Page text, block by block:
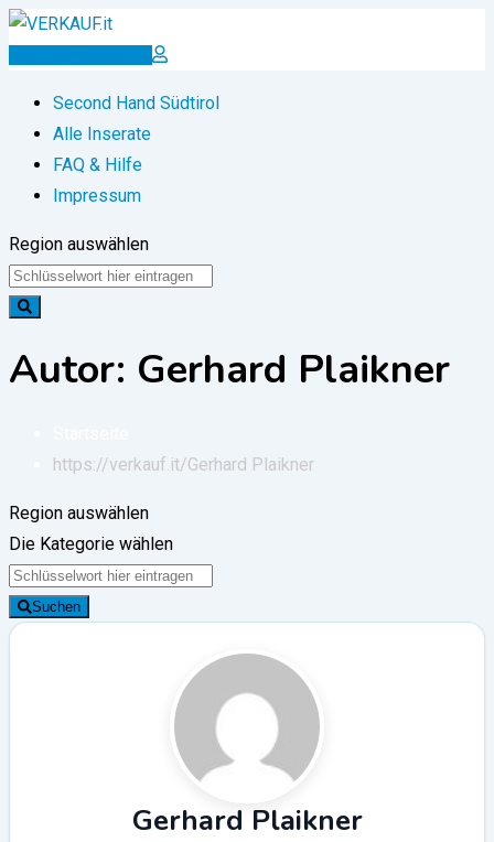
Zum
Inserat erstellen
Second Hand Südtirol
Alle Inserate
FAQ & Hilfe
Impressum
Region auswählen
Autor: Gerhard Plaikner
https://verkauf.it/Gerhard Plaikner
Region auswählen
Die Kategorie wählen
Suchen
Gerhard Plaikner